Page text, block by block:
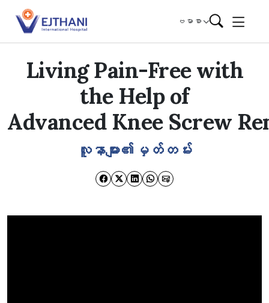
Skip to content
ဗမာစာ
Living Pain-Free with
the Help of
Advanced Knee Screw
လူနာများ၏မှတ်တမ်း